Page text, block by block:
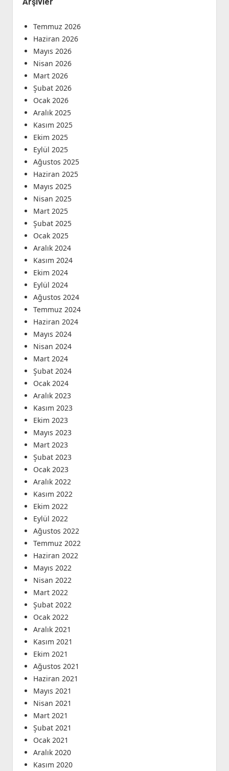
Temmuz 2026
Haziran 2026
Mayıs 2026
Nisan 2026
Mart 2026
Şubat 2026
Ocak 2026
Aralık 2025
Kasım 2025
Ekim 2025
Eylül 2025
Ağustos 2025
Haziran 2025
Mayıs 2025
Nisan 2025
Mart 2025
Şubat 2025
Ocak 2025
Aralık 2024
Kasım 2024
Ekim 2024
Eylül 2024
Ağustos 2024
Temmuz 2024
Haziran 2024
Mayıs 2024
Nisan 2024
Mart 2024
Şubat 2024
Ocak 2024
Aralık 2023
Kasım 2023
Ekim 2023
Mayıs 2023
Mart 2023
Şubat 2023
Ocak 2023
Aralık 2022
Kasım 2022
Ekim 2022
Eylül 2022
Ağustos 2022
Temmuz 2022
Haziran 2022
Mayıs 2022
Nisan 2022
Mart 2022
Şubat 2022
Ocak 2022
Aralık 2021
Kasım 2021
Ekim 2021
Ağustos 2021
Haziran 2021
Mayıs 2021
Nisan 2021
Mart 2021
Şubat 2021
Ocak 2021
Aralık 2020
Kasım 2020